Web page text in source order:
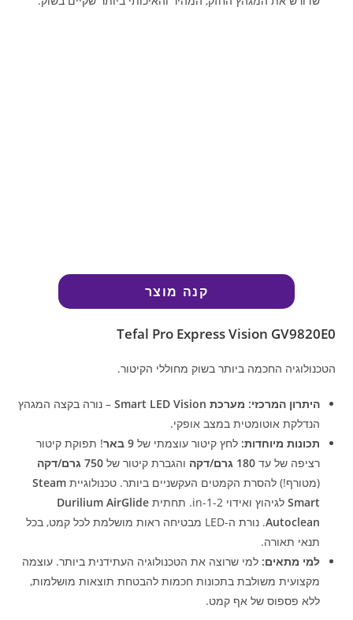
קנה מוצר
Tefal Pro Express Vision GV9820E0
הטכנולוגיה החכמה ביותר בשוק מחוללי הקיטור.
היתרון המרכזי: מערכת Smart LED Vision
– נורה בקצה המגהץ
הנדלקת אוטומטית במצב אופקי.
תכונות מיוחדות: לחץ קיטור עוצמתי של9 באר
! תפוקת קיטור
רציפה של עד180 גרם/דקה והגברת קיטור של750 גרם/דקה
(מטורף!) להסרת הקמטים העקשניים ביותר. טכנולוגייתSteam
Smart לגיהוץ ואידוי 2-in-1. תחתית
Durilium AirGlide
Autoclean
. נורת ה-LED מבטיחה ראות מושלמת לכל קמט, בכל
תנאי תאורה.
למי מתאים: למי שרוצה את הטכנולוגיה העתידנית ביותר. עוצמה
מקצועית משולבת בתכונות חכמות להבטחת תוצאות מושלמות,
ללא פספוס של אף קמט.